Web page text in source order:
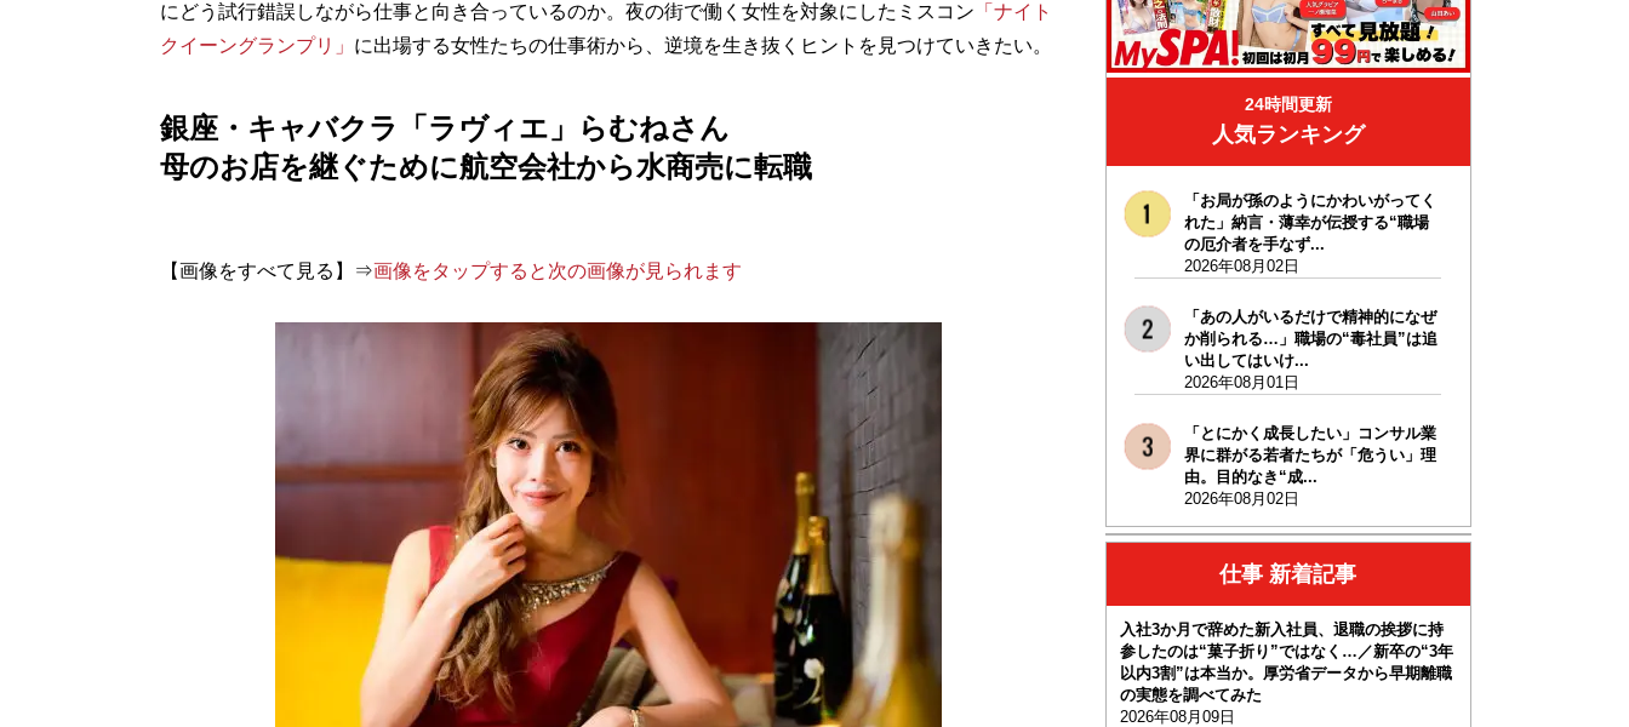
にどう試行錯誤しながら仕事と向き合っているのか。夜の街で働く女性を対象にしたミスコン 「ナイト
クイーングランプリ」 に出場する女性たちの仕事術から、逆境を生き抜くヒントを見つけていきたい。
銀座・キャバクラ「ラヴィエ」らむねさん
母のお店を継ぐために航空会社から水商売に転職
【画像をすべて見る】⇒画像をタップすると次の画像が見られます
24時間更新
人気ランキング
「お局が孫のようにかわいがってく
れた」納言・薄幸が伝授する“職場
の厄介者を手なず...
2026年08月02日
「あの人がいるだけで精神的になぜ
か削られる…」職場の“毒社員”は追
い出してはいけ...
2026年08月01日
「とにかく成長したい」コンサル業
界に群がる若者たちが「危うい」理
由。目的なき“成...
2026年08月02日
仕事 新着記事
入社3か月で辞めた新入社員、退職の挨拶に持
参したのは“菓子折り”ではなく…／新卒の“3年
以内3割”は本当か。厚労省データから早期離職
の実態を調べてみた
2026年08月09日